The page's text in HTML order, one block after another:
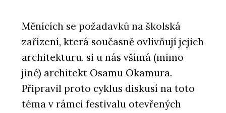
Měnících se požadavků na školská
zařízení, která současně ovlivňují jejich
architekturu, si u nás všímá (mimo
jiné) architekt Osamu Okamura.
Připravil proto cyklus diskusí na toto
téma v rámci festivalu otevřených